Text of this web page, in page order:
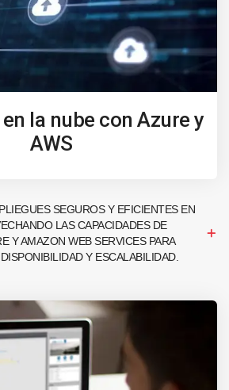
la nube con Azure y
AWS
SEGUROS Y EFICIENTES EN
LAS CAPACIDADES DE
Y AMAZON WEB SERVICES PARA
Y ESCALABILIDAD.